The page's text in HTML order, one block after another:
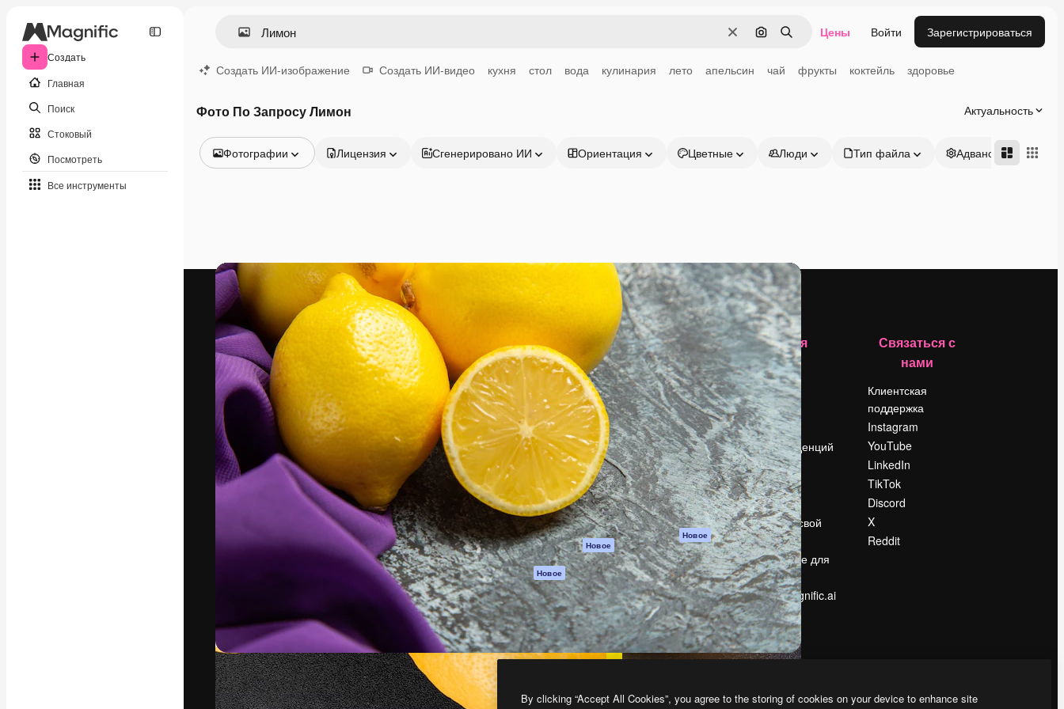
Создать
Главная
Поиск
Стоковый
Посмотреть
Все инструменты
ОчиститьПоиск по изображению
Поиск Цены Войти Зарегистрироваться
Создать ИИ-изображение Создать ИИ-видео кухня стол вода кулинария лето апельсин чай фрукты коктейль здоровье
Фото По Запросу Лимон Актуальность
Фотографии
Видео
Видеоролик
Моушн-дизайн
Видеошаблоны
Иконки
3D-модели
Шрифты
Лицензия Сгенерировано ИИ Ориентация Цветные Люди Тип файла Адвансд
Креативная платформа для создания
ваших лучших работ. Более 1 миллиона
подписчиков среди креаторов,
предприятий, агентств и студий.
Pусский
Продукция
Spaces
ИИ-помощник
Генератор
изображений ИИ
Генератор видео
ИИ
Генератор голоса
на основе ИИ
Стоковый контент
MCP для
Claude/ChatGPT
Новое
Агенты Новое
API
Мобильное
приложение
Все инструменты
Magnific
Начать
Academy
Документация по
Пакету ИИ
Служба
поддержки
Условия и
положения
Политика
конфиденциальности
Оригиналы Новое
Политика файлов
cookie
Центр доверия
Партнеры
Предприятие
Компания
Цены
О нас
Reviews
Вакансии
Поиск тенденций
Блог
События
Slidesgo
Продайте свой
контент
Помещение для
прессы
Ищете magnific.ai
Связаться с
нами
Клиентская
поддержка
Instagram
YouTube
LinkedIn
TikTok
Discord
X
Reddit
By clicking “Accept All Cookies”, you agree to the storing of cookies on your device to enhance site